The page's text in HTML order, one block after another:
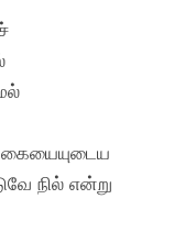
கையையுடைய
நில் என்று